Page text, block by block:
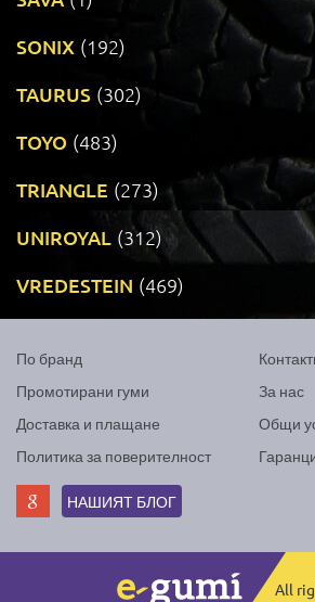
SONIX (192)
TAURUS (302)
TOYO (483)
TRIANGLE (273)
UNIROYAL (312)
VREDESTEIN (469)
По бранд
Промотирани гуми
Доставка и плащане
Политика за поверителност
За нас
Общи
НАШИЯТ БЛОГ
All